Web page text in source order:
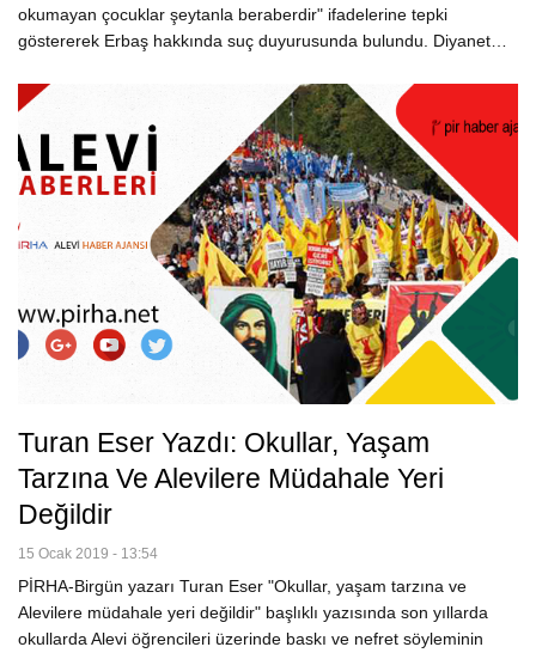
okumayan çocuklar şeytanla beraberdir" ifadelerine tepki
göstererek Erbaş hakkında suç duyurusunda bulundu. Diyanet…
Turan Eser Yazdı: Okullar, Yaşam
Tarzına Ve Alevilere Müdahale Yeri
Değildir
15 Ocak 2019 - 13:54
PİRHA-Birgün yazarı Turan Eser "Okullar, yaşam tarzına ve
Alevilere müdahale yeri değildir" başlıklı yazısında son yıllarda
okullarda Alevi öğrencileri üzerinde baskı ve nefret söyleminin